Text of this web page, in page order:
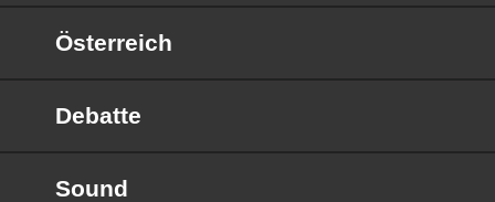
Österreich
Debatte
Sound